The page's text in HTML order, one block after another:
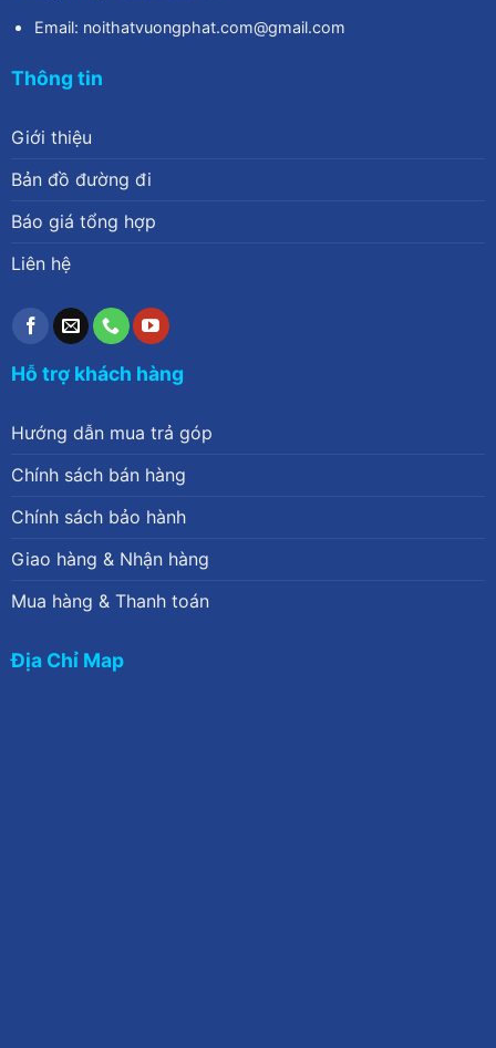
Email: noithatvuongphat.com@gmail.com
Thông tin
Giới thiệu
Bản đồ đường đi
Báo giá tổng hợp
Liên hệ
Hỗ trợ khách hàng
Hướng dẫn mua trả góp
Chính sách bán hàng
Chính sách bảo hành
Giao hàng & Nhận hàng
Mua hàng & Thanh toán
Địa Chỉ Map